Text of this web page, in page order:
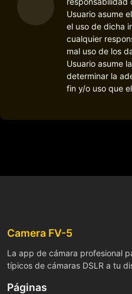
Usuario asume
el uso de dicha
cualquier
mal uso de los
Usuario asume
determinar la
fin y/o uso que
Camera FV-5
La app de cámara profesional
típicos de cámaras DSLR a tu
Páginas